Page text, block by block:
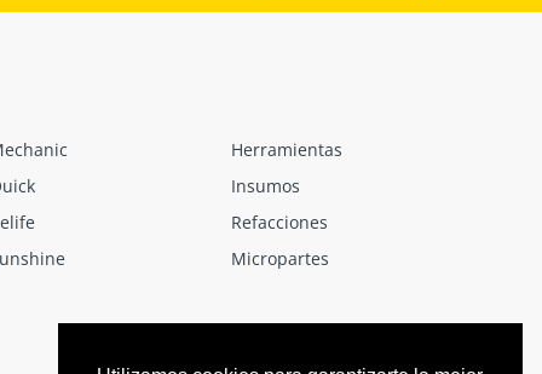
Herramientas
Insumos
Refacciones
Micropartes